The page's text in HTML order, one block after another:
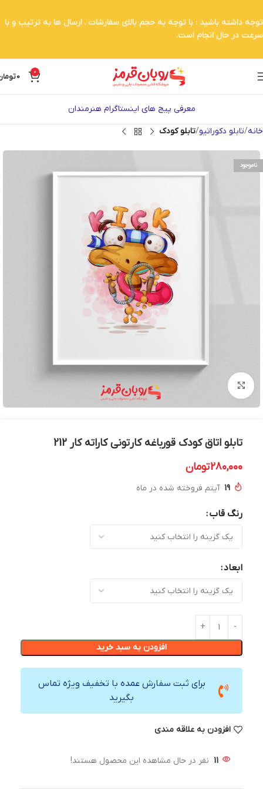
0
0
معرفی پیج های اینستاگرام هنرمندان
خانه تابلو دکوراتیو تابلو کودک
ناموجود
بزرگنمایی تصویر
تابلو اتاق کودک قورباغه کارتونی کاراته کار 212
280,000تومان
19 آیتم فروخته شده در ماه
رنگ قاب
ابعاد
افزودن به سبد خرید
برای ثبت سفارش عمده با تخفیف ویژه تماس
بگیرید
افزودن به علاقه مندی
11 نفر در حال مشاهده این محصول هستند!
توجه داشته باشید : با توجه به حجم بالای سفارشات . ارسال ها به ترتیب و با
سرعت در حال انجام است.